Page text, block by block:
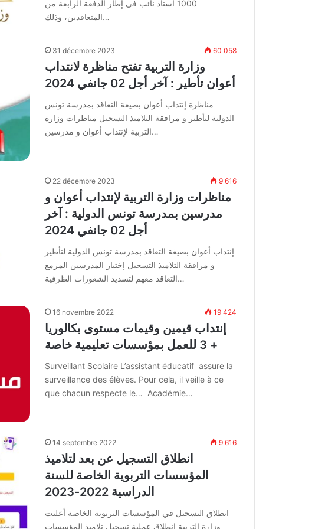
1000 أستاذ نائب في إطار الدفعة الرابعة من
المتعاقدين، وذلك…
31 décembre 2023 60 058
وزارة التربية تفتح مناظرة لانتداب
أعوان تأطير : آخر أجل 02 جانفي 2024
مناظرة إنتداب أعوان بصيغة التعاقد بمدرسة تونس
الدولية لتأطير و مرافقة التلاميذ التسجيل مناظرات وزارة
التربية لإنتداب أعوان و مدرسين…
22 décembre 2023 9 616
مناظرات وزارة التربية لإنتداب أعوان و
مدرسين بمدرسة تونس الدولية : آخر
أجل 02 جانفي 2024
إنتداب أعوان بصيغة التعاقد بمدرسة تونس الدولية لتأطير
و مرافقة التلاميذ التسجيل إختيار المدرسين المزمع
التعاقد معهم لتسديد الشغورات الظرفية…
16 novembre 2022 19 424
إنتداب قيمين وقيمات مستوى بكالوريا
+ 3 للعمل بمؤسسات تعليمية خاصة
Surveillant Scolaire L’assistant éducatif assure la
surveillance des élèves. Pour cela, il veille à ce
que chacun respecte le… Académie…
14 septembre 2022 9 616
انطلاق التسجيل عن بعد لتلاميذ
المؤسسات التربوية الخاصة للسنة
الدراسية 2022-2023
انطلاق التسجيل في المؤسسات التربوية الخاصة أعلنت
وزارة التربية انطلاق عملية تسجيل تلاميذ المؤسسات